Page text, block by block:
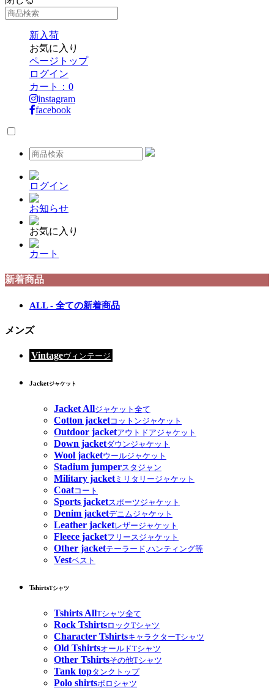
新入荷
お気に入り
ページトップ
ログイン
カート： 0
instagram
facebook
ログイン
お知らせ
お気に入り
カート
新着商品
ALL - 全ての新着商品
メンズ
Vintageヴィンテージ
Jacketジャケット
Jacket Allジャケット全て
Cotton jacketコットンジャケット
Outdoor jacketアウトドアジャケット
Down jacketダウンジャケット
Wool jacketウールジャケット
Stadium jumperスタジャン
Military jacketミリタリージャケット
Coatコート
Sports jacketスポーツジャケット
Denim jacketデニムジャケット
Leather jacketレザージャケット
Fleece jacketフリースジャケット
Other jacketテーラード,ハンティング等
Vestベスト
TshirtsTシャツ
Tshirts AllTシャツ全て
Rock TshirtsロックTシャツ
Character TshirtsキャラクターTシャツ
Old TshirtsオールドTシャツ
Other Tshirtsその他Tシャツ
Tank topタンクトップ
Polo shirtsポロシャツ